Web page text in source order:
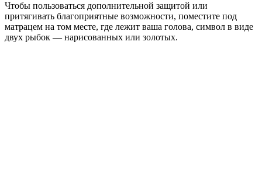
Чтобы пользоваться дополнительной защитой или
притягивать благоприятные возможности, поместите под
матрацем на том месте, где лежит ваша голова, символ в виде
двух рыбок — нарисованных или золотых.